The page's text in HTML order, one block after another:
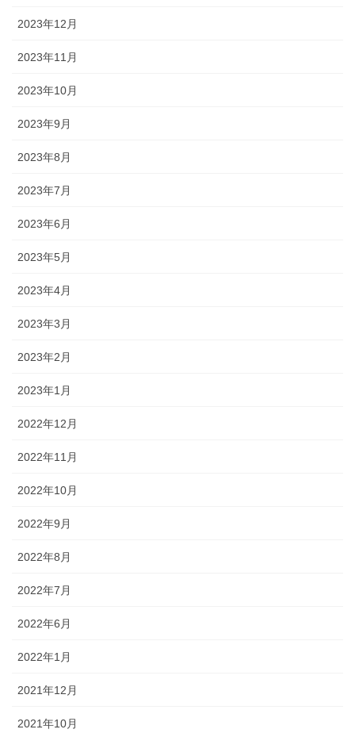
2023年12月
2023年11月
2023年10月
2023年9月
2023年8月
2023年7月
2023年6月
2023年5月
2023年4月
2023年3月
2023年2月
2023年1月
2022年12月
2022年11月
2022年10月
2022年9月
2022年8月
2022年7月
2022年6月
2022年1月
2021年12月
2021年10月